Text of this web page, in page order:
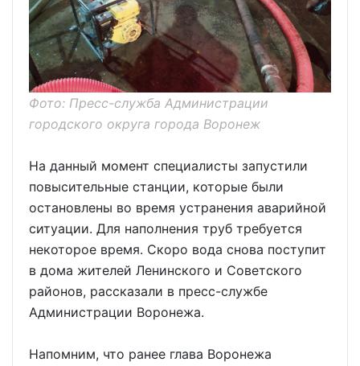
Фото: Пресс-служба Администрации
городского округа города Воронеж
На данный момент специалисты запустили
повысительные станции, которые были
остановлены во время устранения аварийной
ситуации. Для наполнения труб требуется
некоторое время. Скоро вода снова поступит
в дома жителей Ленинского и Советского
районов, рассказали в пресс-службе
Администрации Воронежа.
Напомним, что ранее глава Воронежа